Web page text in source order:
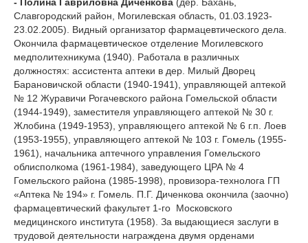
Славгородский район, Могилевская область, 01.03.1923-
23.02.2005). Видный организатор фармацевтического дела.
Окончила фармацевтическое отделение Могилевского
медполитехникума (1940). Работала в различных
должностях: ассистента аптеки в дер. Милый Дворец
Барановичской области (1940-1941), управляющей аптекой
№ 12 Журавичи Рогачевского района Гомельской области
(1944-1949), заместителя управляющего аптекой № 30 г.
Жлобина (1949-1953), управляющего аптекой № 6 г.п. Лоев
(1953-1955), управляющего аптекой № 103 г. Гомель (1955-
1961), начальника аптечного управления Гомельского
облисполкома (1961-1984), заведующего ЦРА № 4
Гомельского района (1985-1998), провизора-технолога ГП
«Аптека № 194» г. Гомель. П.Г. Диченкова окончила (заочно)
фармацевтический факультет 1-го Московского
медицинского института (1958). За выдающиеся заслуги в
трудовой деятельности награждена двумя орденами